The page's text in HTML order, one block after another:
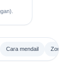
Cara mendail Zon Masa